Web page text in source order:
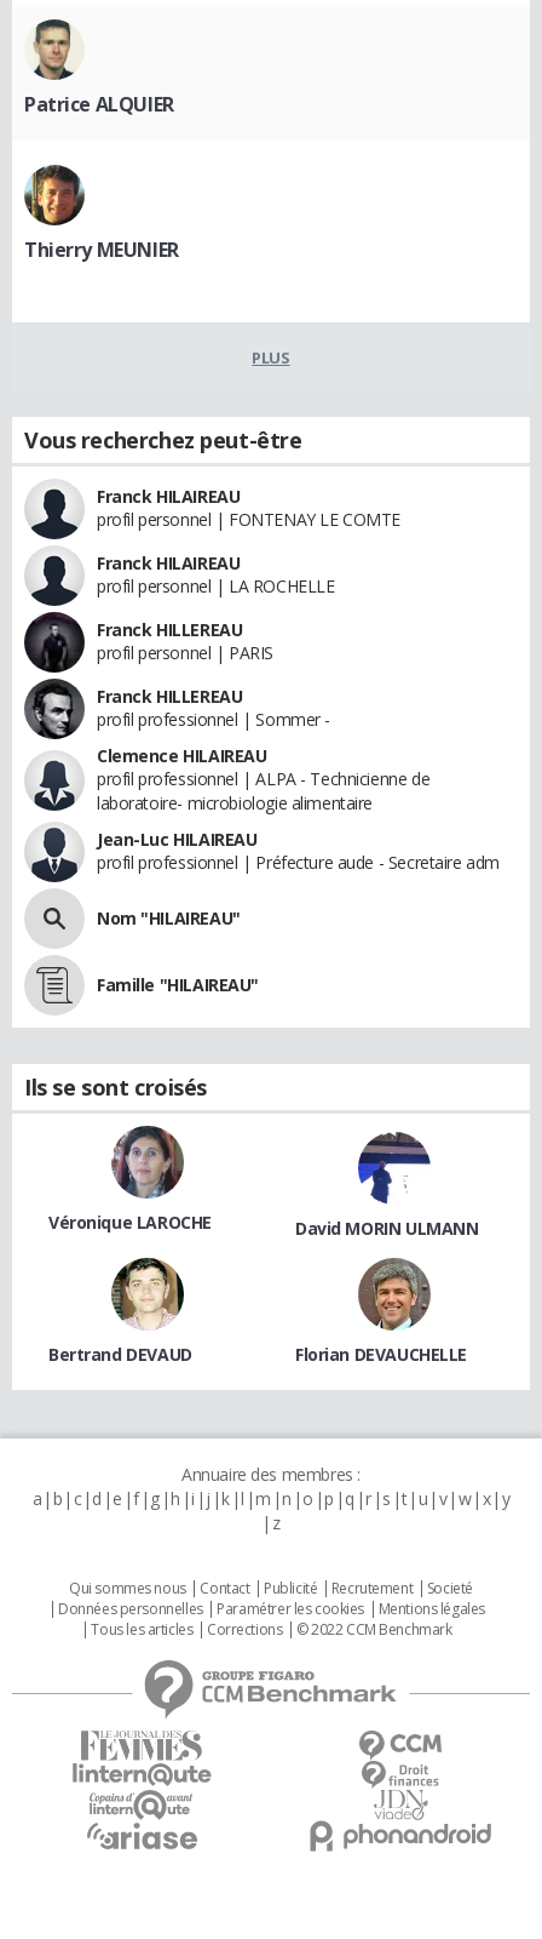
Patrice ALQUIER
Thierry MEUNIER
PLUS
Vous recherchez peut-être
Franck HILAIREAU
profil personnel | FONTENAY LE COMTE
Franck HILAIREAU
profil personnel | LA ROCHELLE
Franck HILLEREAU
profil personnel | PARIS
Franck HILLEREAU
profil professionnel | Sommer -
Clemence HILAIREAU
profil professionnel | ALPA - Technicienne de
laboratoire- microbiologie alimentaire
Jean-Luc HILAIREAU
profil professionnel | Préfecture aude - Secretaire adm
Nom "HILAIREAU"
Famille "HILAIREAU"
Ils se sont croisés
Véronique LAROCHE David MORIN ULMANN
Bertrand DEVAUD Florian DEVAUCHELLE
Annuaire des membres :
a b c d e f g h i j k l m n o p q r s t u v w x y
z
Qui sommes nous Contact Publicité Recrutement
Societé
Données personnelles
Paramétrer les cookies
Mentions légales
Tous les articles
Corrections © 2022 CCM Benchmark